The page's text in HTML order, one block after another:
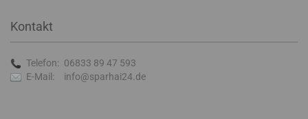
Kontakt
Telefon: 06833 89 47 593
E-Mail:
info@sparhai24.de